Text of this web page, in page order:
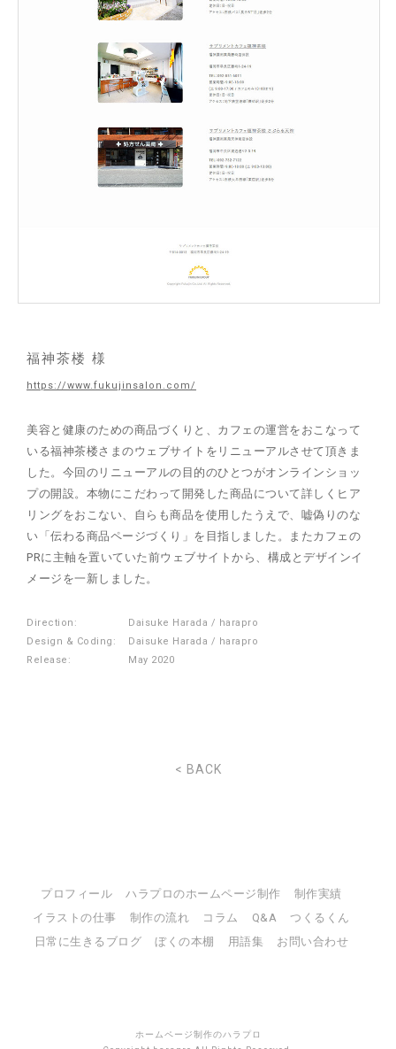
福神茶楼 様
https://www.fukujinsalon.com/
美容と健康のための商品づくりと、カフェの運営をおこなって
いる福神茶楼さまのウェブサイトをリニューアルさせて頂きま
した。今回のリニューアルの目的のひとつがオンラインショッ
プの開設。本物にこだわって開発した商品について詳しくヒア
リングをおこない、自らも商品を使用したうえで、嘘偽りのな
い「伝わる商品ページづくり」を目指しました。またカフェの
PRに主軸を置いていた前ウェブサイトから、構成とデザインイ
メージを一新しました。
Direction:
Daisuke Harada / harapro
Design & Coding:
Daisuke Harada / harapro
Release:
May 2020
< BACK
プロフィール ハラプロのホームページ制作
制作実績
イラストの仕事
制作の流れ コラム Q&A
つくるくん
日常に生きるブログ
ぼくの本棚 用語集 お問い合わせ
ホームページ制作のハラプロ